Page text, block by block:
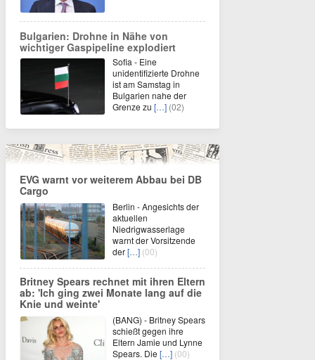
Bulgarien: Drohne in Nähe von
wichtiger Gaspipeline explodiert
Sofia - Eine
unidentifizierte Drohne
ist am Samstag in
Bulgarien nahe der
Grenze zu […] (02)
EVG warnt vor weiterem Abbau bei DB
Cargo
Berlin - Angesichts der
aktuellen
Niedrigwasserlage
warnt der Vorsitzende
der[…] (00)
Britney Spears rechnet mit ihren Eltern
ab: 'Ich ging zwei Monate lang auf die
Knie und weinte'
(BANG) - Britney Spears
schießt gegen ihre
Eltern Jamie und Lynne
Spears. Die […] (00)